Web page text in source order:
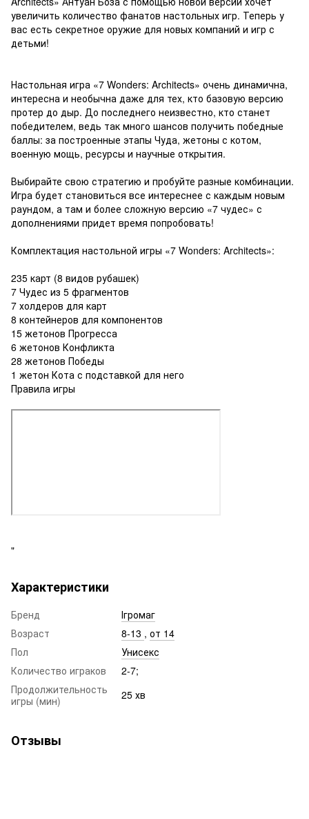
увеличить количество фанатов настольных игр. Теперь у
вас есть секретное оружие для новых компаний и игр с
детьми!
Настольная игра «7 Wonders: Architects» очень динамична,
интересна и необычна даже для тех, кто базовую версию
протер до дыр. До последнего неизвестно, кто станет
победителем, ведь так много шансов получить победные
баллы: за построенные этапы Чуда, жетоны с котом,
военную мощь, ресурсы и научные открытия.
Выбирайте свою стратегию и пробуйте разные комбинации.
Игра будет становиться все интереснее с каждым новым
раундом, а там и более сложную версию «7 чудес» с
дополнениями придет время попробовать!
Комплектация настольной игры «7 Wonders: Architects»:
235 карт (8 видов рубашек)
7 Чудес из 5 фрагментов
7 холдеров для карт
8 контейнеров для компонентов
15 жетонов Прогресса
6 жетонов Конфликта
28 жетонов Победы
1 жетон Кота с подставкой для него
Правила игры
"
Характеристики
Бренд
Ігромаг
Возраст
8-13 , от 14
Пол
Унисекс
Количество играков
2-7;
Продолжительность
игры (мин)
25 хв
Отзывы